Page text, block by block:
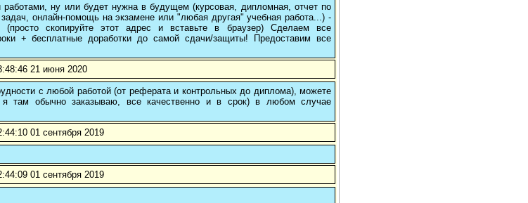
ну или будет нужна в будущем (курсовая, дипломная, отчет по
онлайн-помощь на экзамене или "любая другая" учебная работа...) -
(просто скопируйте этот адрес и вставьте в браузер) Сделаем все
+ бесплатные доработки до самой сдачи/защиты! Предоставим все
21 июня 2020
с любой работой (от реферата и контрольных до диплома), можете
я там обычно заказываю, все качественно и в срок) в любом случае
01 сентября 2019
01 сентября 2019